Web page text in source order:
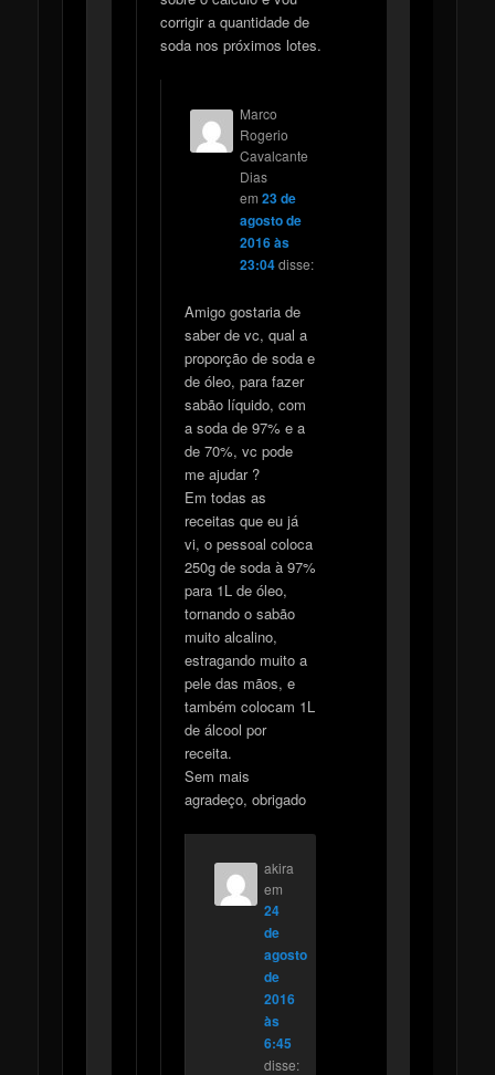
corrigir a quantidade de
soda nos próximos lotes.
Marco
Rogerio
Cavalcante
Dias
em 23 de
agosto de
2016 às
23:04disse:
Amigo gostaria de
saber de vc, qual a
proporção de soda e
de óleo, para fazer
sabão líquido, com
a soda de 97% e a
de 70%, vc pode
me ajudar ?
Em todas as
receitas que eu já
vi, o pessoal coloca
250g de soda à 97%
para 1L de óleo,
tornando o sabão
muito alcalino,
estragando muito a
pele das mãos, e
também colocam 1L
de álcool por
receita.
Sem mais
agradeço, obrigado
akira
em
24
de
agosto
de
2016
às
6:45
disse: